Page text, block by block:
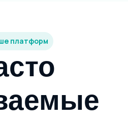
платформ